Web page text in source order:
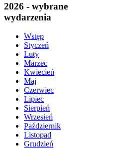
2026 - wybrane
wydarzenia
Wstęp
Styczeń
Luty
Marzec
Kwiecień
Maj
Czerwiec
Lipiec
Sierpień
Wrzesień
Październik
Listopad
Grudzień